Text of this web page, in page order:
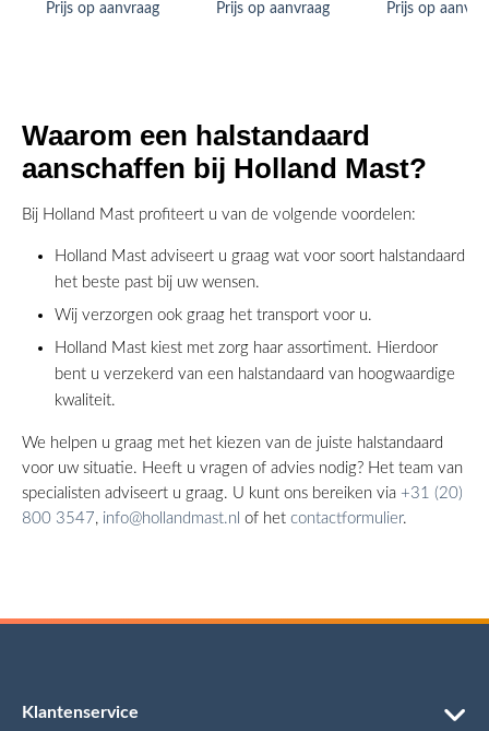
Prijs op aanvraag Prijs op aanvraag Prijs op
Waarom een halstandaard
aanschaffen bij Holland Mast?
Bij Holland Mast profiteert u van de volgende voordelen:
Holland Mast adviseert u graag wat voor soort halstandaard
het beste past bij uw wensen.
Wij verzorgen ook graag het transport voor u.
Holland Mast kiest met zorg haar assortiment. Hierdoor
bent u verzekerd van een halstandaard van hoogwaardige
kwaliteit.
We helpen u graag met het kiezen van de juiste halstandaard
voor uw situatie. Heeft u vragen of advies nodig? Het team van
specialisten adviseert u graag. U kunt ons bereiken via +31 (20)
800 3547, info@hollandmast.nl of het contactformulier.
Klantenservice